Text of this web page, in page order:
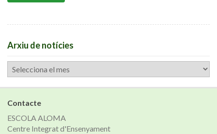
Arxiu de notícies
Arxiu
de
notícies
Contacte
ESCOLA ALOMA
Centre Integrat d'Ensenyament